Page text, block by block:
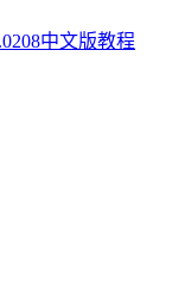
中文版教程